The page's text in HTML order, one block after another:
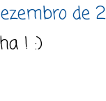
de
! :)